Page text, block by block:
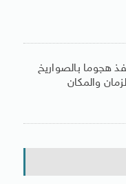
هجوما بالصواريخ
والمكان